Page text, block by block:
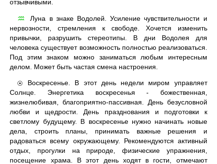
отзывчивыми.
♒
Луна в знаке Водолей. Усиление чувствительности и
нервозности, стремления к свободе. Хочется изменить
привычки, разрушить стереотипы. В дни Водолея для
человека существует возможность полностью реализоваться.
Под этим знаком можно заниматься любым интересным
делом. Может быть частая смена настроения.
☉
Воскресенье. В этот день недели миром управляет
Солнце. Энергетика воскресенья - божественная,
жизнелюбивая, благоприятно-пассивная. День безусловной
любви и щедрости. День празднования и подготовки к
светлому будущему. В воскресенье нужно начинать новые
дела, строить планы, принимать важные решения и
радоваться всему окружающему. Рекомендуются активный
отдых, прогулки на природе, физические упражнения,
посещение храма. В этот день ходят в гости, отмечают